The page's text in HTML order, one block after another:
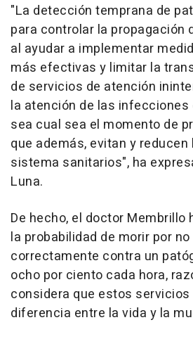
"La detección temprana de
para controlar la propagación
al ayudar a implementar
más efectivas y limitar la
de servicios de atención
la atención de las
sea cual sea el momento de
que además, evitan y
sistema sanitarios", ha
Luna.
De hecho, el doctor Membrillo
la probabilidad de morir por
correctamente contra un
ocho por ciento cada hora,
considera que estos servicios
diferencia entre la vida y la